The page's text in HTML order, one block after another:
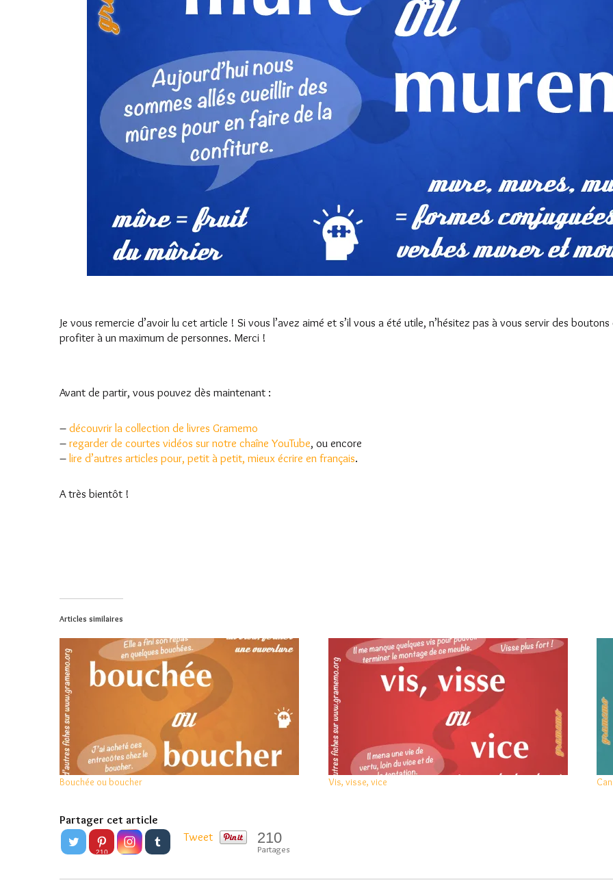
Je vous remercie d’avoir lu cet article ! Si vous l’avez aimé et s’il vous a été utile, n’hésitez pas à vous servir des
profiter à un maximum de personnes. Merci !
Avant de partir, vous pouvez dès maintenant :
– découvrir la collection de livres Gramemo
– regarder de courtes vidéos sur notre chaîne YouTube, ou encore
– lire d’autres articles pour, petit à petit, mieux écrire en français.
A très bientôt !
Articles similaires
Bouchée ou boucher Vis, visse, vice
Partager cet article
210
Tweet 210
Partages